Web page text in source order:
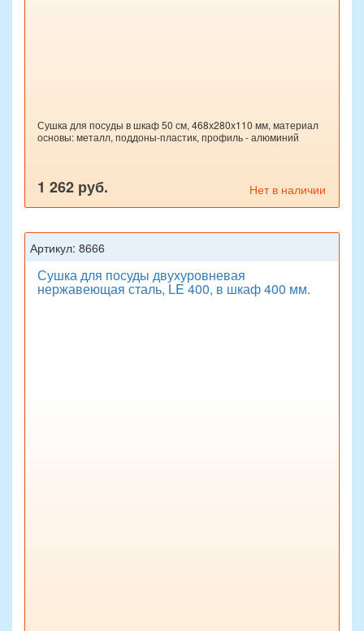
Сушка для посуды в шкаф 50 см, 468х280х110 мм, материал
основы: металл, поддоны-пластик, профиль - алюминий
1 262 руб. Нет в наличии
Артикул: 8666
Сушка для посуды двухуровневая
нержавеющая сталь, LE 400, в шкаф 400 мм.